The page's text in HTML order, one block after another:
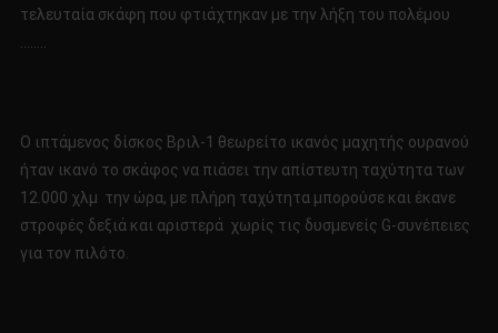
τελευταία σκάφη που φτιάχτηκαν με την λήξη του πολέμου
Ο ιπτάμενος δίσκος Βριλ-1 θεωρείτο ικανός μαχητής ουρανού
ήταν ικανό το σκάφος να πιάσει την απίστευτη ταχύτητα των
12.000 χλμ την ώρα, με πλήρη ταχύτητα μπορούσε και έκανε
στροφές δεξιά και αριστερά χωρίς τις δυσμενείς G-συνέπειες
για τον πιλότο.